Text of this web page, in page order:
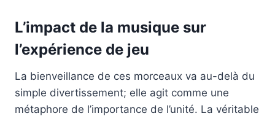
L’impact de la musique sur
l’expérience de jeu
La bienveillance de ces morceaux va au-delà du
simple divertissement; elle agit comme une
métaphore de l’importance de l’unité. La véritable